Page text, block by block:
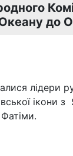
до
лідери